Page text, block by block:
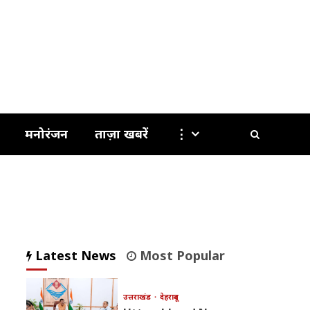
मनोरंजन ताज़ा खबरें ⋮
Latest News Most Popular
उत्तराखंड देहरादून